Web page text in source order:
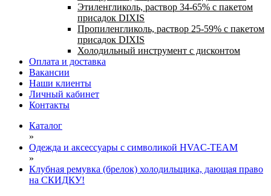
Этиленгликоль, раствор 34-65% с пакетом
присадок DIXIS
Пропиленгликоль, раствор 25-59% с пакетом
присадок DIXIS
Холодильный инструмент с дисконтом
Оплата и доставка
Вакансии
Наши клиенты
Личный кабинет
Контакты
Каталог
»
Одежда и аксессуары с символикой HVAC-TEAM
»
Клубная ремувка (брелок) холодильщика, дающая право
на СКИДКУ!